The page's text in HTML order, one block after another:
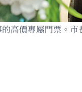
高價專屬門票。